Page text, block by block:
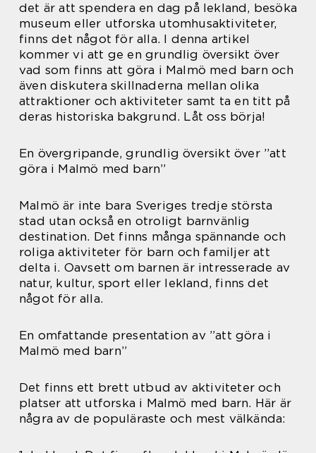
det är att spendera en dag på lekland, besöka
museum eller utforska utomhusaktiviteter,
finns det något för alla. I denna artikel
kommer vi att ge en grundlig översikt över
vad som finns att göra i Malmö med barn och
även diskutera skillnaderna mellan olika
attraktioner och aktiviteter samt ta en titt på
deras historiska bakgrund. Låt oss börja!
En övergripande, grundlig översikt över ”att
göra i Malmö med barn”
Malmö är inte bara Sveriges tredje största
stad utan också en otroligt barnvänlig
destination. Det finns många spännande och
roliga aktiviteter för barn och familjer att
delta i. Oavsett om barnen är intresserade av
natur, kultur, sport eller lekland, finns det
något för alla.
En omfattande presentation av ”att göra i
Malmö med barn”
Det finns ett brett utbud av aktiviteter och
platser att utforska i Malmö med barn. Här är
några av de populäraste och mest välkända: